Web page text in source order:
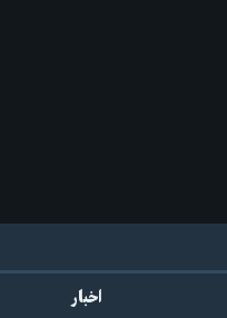
اخبار